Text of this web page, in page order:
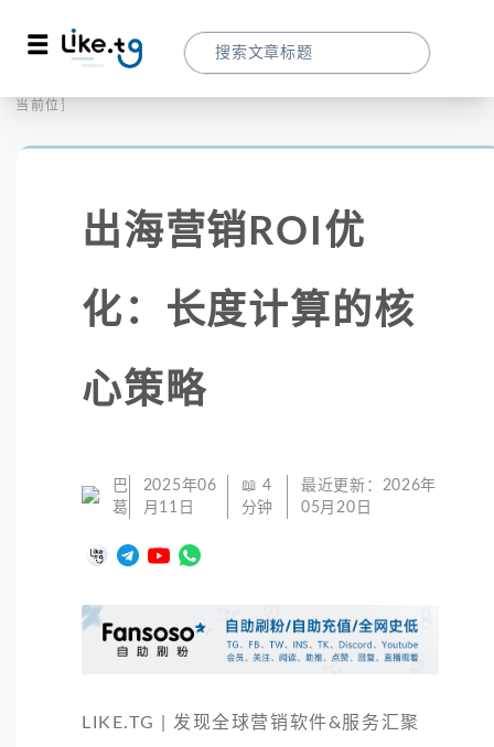
当前位置：
出海营销ROI优
化：长度计算的核
心策略
巴
葛
2025年06
月11日
📖 4
分钟
最近更新： 2026年
05月20日
LIKE.TG | 发现全球营销软件&服务汇聚